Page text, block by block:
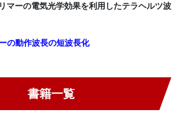
マーの電気光学効果を利用したテラヘルツ波
の動作波長の短波長化
書籍一覧